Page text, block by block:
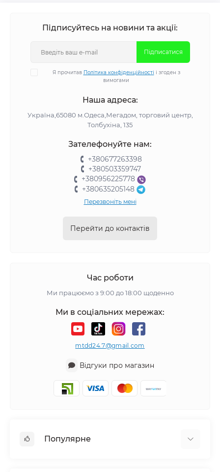
Підписуйтесь на новини та акції:
Підписатися
Я прочитав Політика конфіденційності і згоден з
вимогами
Наша адреса:
Україна,65080 м.Одеса,Мегадом, торговий центр,
Толбухіна, 135
Зателефонуйте нам:
+380677263398
+380503359747
+380956225778
+380635205148
Перезвоніть мені
Перейти до контактів
Час роботи
Ми працюємо з 9:00 до 18:00 щоденно
Ми в соціальних мережах:
mtdd24.7@gmail.com
Відгуки про магазин
Популярне